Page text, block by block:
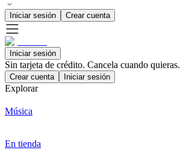
Iniciar sesión Crear cuenta
Iniciar sesión
Sin tarjeta de crédito. Cancela cuando quieras.
Crear cuenta Iniciar sesión
Explorar
Música
En tienda